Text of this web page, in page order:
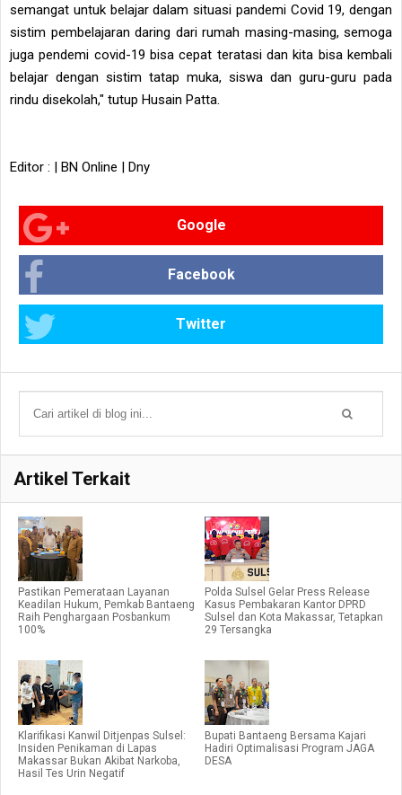
semangat untuk belajar dalam situasi pandemi Covid 19, dengan
sistim pembelajaran daring dari rumah masing-masing, semoga
juga pendemi covid-19 bisa cepat teratasi dan kita bisa kembali
belajar dengan sistim tatap muka, siswa dan guru-guru pada
rindu disekolah," tutup Husain Patta.
Editor : | BN Online | Dny
Google
Facebook
Twitter
Artikel Terkait
Pastikan Pemerataan Layanan
Keadilan Hukum, Pemkab Bantaeng
Raih Penghargaan Posbankum
100%
Polda Sulsel Gelar Press Release
Kasus Pembakaran Kantor DPRD
Sulsel dan Kota Makassar, Tetapkan
29 Tersangka
Klarifikasi Kanwil Ditjenpas Sulsel:
Insiden Penikaman di Lapas
Makassar Bukan Akibat Narkoba,
Hasil Tes Urin Negatif
Bupati Bantaeng Bersama Kajari
Hadiri Optimalisasi Program JAGA
DESA